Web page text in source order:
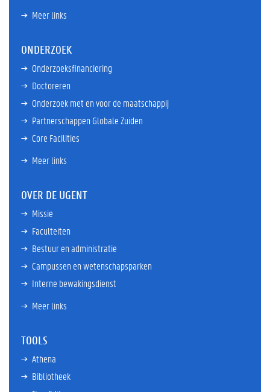
Meer links
ONDERZOEK
Onderzoeksfinanciering
Doctoreren
Onderzoek met en voor de maatschappij
Partnerschappen Globale Zuiden
Core Facilities
Meer links
OVER DE UGENT
Missie
Faculteiten
Bestuur en administratie
Campussen en wetenschapsparken
Interne bewakingsdienst
Meer links
TOOLS
Athena
Bibliotheek